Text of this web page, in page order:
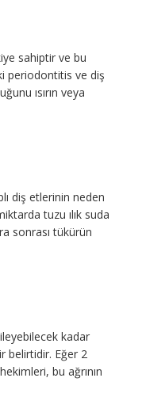
sahiptir ve bu
periodontitis ve diş
ısırın veya
diş etlerinin neden
tuzu ılık suda
sonrası tükürün
kadar
belirtidir. Eğer 2
bu ağrının